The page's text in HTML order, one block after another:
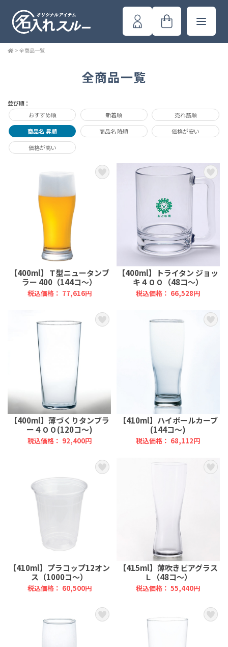
> 全商品一覧
全商品一覧
並び順：
おすすめ順
新着順 売れ筋順
商品名 昇順 商品名 降順 価格が安い
価格が高い
【400ml】Ｔ型ニュータンブ
ラー 400（144コ～）
税込価格： 77,616円
【400ml】トライタン ジョッ
キ４００（48コ～）
税込価格： 66,528円
【400ml】薄づくりタンブラ
ー４００(120コ～)
税込価格： 92,400円
【410ml】ハイボールカーブ
(144コ～)
税込価格： 68,112円
【410ml】プラコップ12オン
ス（1000コ～）
税込価格： 60,500円
【415ml】薄吹きビアグラス
Ｌ（48コ～）
税込価格： 55,440円